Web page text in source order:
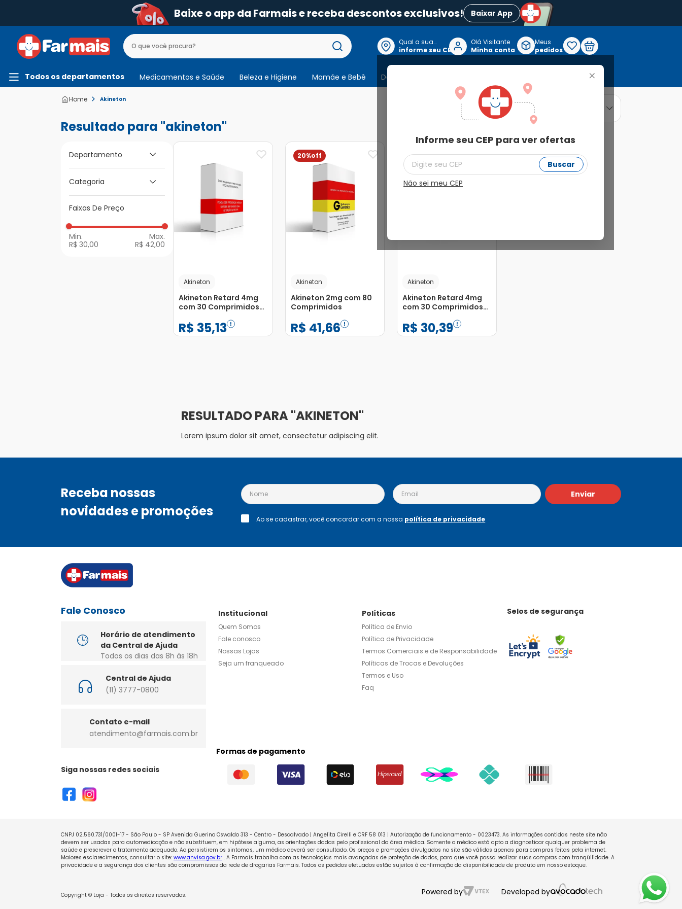
Baixe o app da Farmais e receba descontos exclusivos! Baixar App
Qual a sua
localização?
informe seu CEP
+
Informe seu CEP para ver ofertas
Buscar
Não sei meu CEP
Olá Visitante
Minha conta
Meus
pedidos
Todos os departamentos Medicamentos e Saúde Beleza e Higiene Mamãe e Bebê Dermocosmeticos
Akineton
akineton
Departamento
Medicamentos e
Saúde
Categoria
Medicamentos de A
Faixas De Preço
R$ 30,00 R$ 42,00
ordenar por
Akineton
Akineton Retard 4mg
com 30 Comprimidos
Liberação Retardada
R$ 35,13
20%
Akineton
Akineton 2mg com 80
Comprimidos
R$ 41,66
13%
Akineton
Akineton Retard 4mg
com 30 Comprimidos
R$ 30,39
AKINETON
Lorem ipsum dolor sit amet, consectetur adipiscing elit.
Receba nossas
novidades e promoções
Enviar
Ao se cadastrar, você concordar com a nossa política de privacidade
Fale Conosco
Horário de atendimento
da Central de Ajuda
Todos os dias das 8h às 18h
Central de Ajuda
(11) 3777-0800
Contato e-mail
atendimento@farmais.com.br
Siga nossas redes sociais
Institucional
Quem Somos
Fale conosco
Nossas Lojas
Seja um franqueado
Políticas
Política de Envio
Política de Privacidade
Termos Comerciais e de Responsabilidade
Políticas de Trocas e Devoluções
Termos e Uso
Faq
Selos de segurança
Formas de pagamento
CNPJ 02.560.731/0001-17 - São Paulo - SP Avenida Guerino Oswaldo 313 - Centro - Descalvado | Angelita Cirelli e CRF 58 013 | Autorização de funcionamento - 0023473. As informações contidas neste site não
devem ser usadas para automedicação e não substituem, em hipótese alguma, as orientações dadas pelo profissional da área médica. Somente o médico está apto a diagnosticar qualquer problema de
saúde e prescrever o tratamento adequado. Ao persistirem os sintomas, um médico deverá ser consultado. Os preços e promoções divulgados no site são válidos apenas para compras feitas pela internet.
Maiores esclarecimentos, consultar o site: www.anvisa.gov.br . A Farmais trabalha com as tecnologias mais avançadas de proteção de dados, para que você possa realizar suas compras com tranqüilidade. A
privacidade e a segurança dos clientes são compromissos da rede de drogarias Farmais. Todos os pedidos efetuados estão sujeitos à confirmação da disponibilidade de produto em nosso estoque.
Copyright © Loja - Todos os direitos reservados. Powered by Developed by